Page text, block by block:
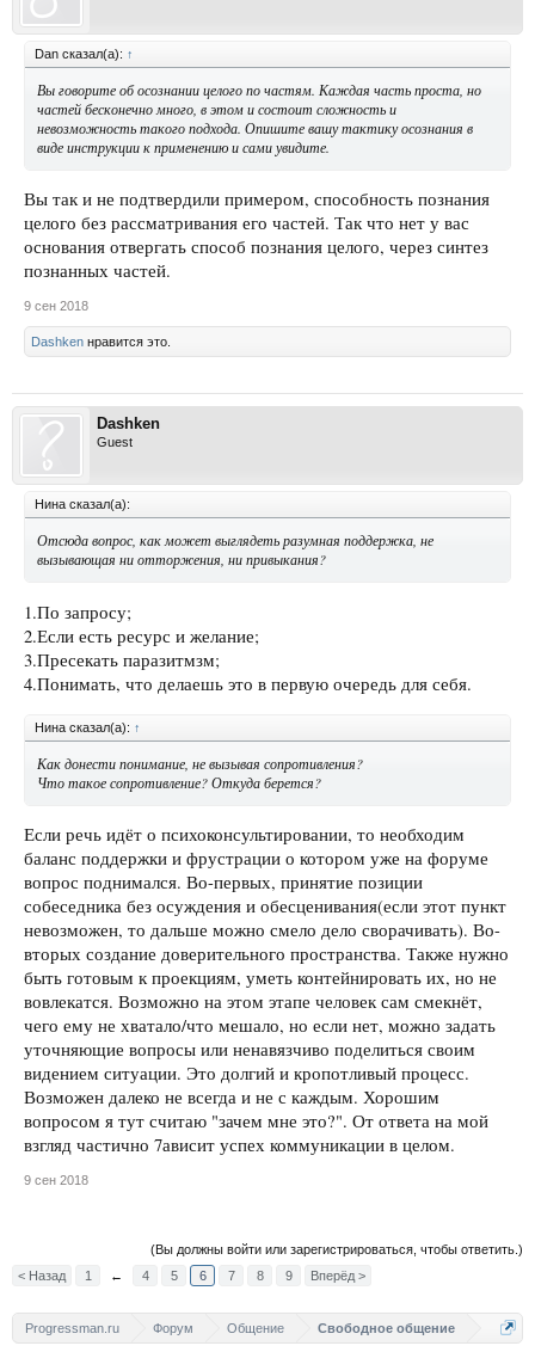
Dan сказал(а): ↑
Вы говорите об осознании целого по частям. Каждая часть проста, но
частей бесконечно много, в этом и состоит сложность и
невозможность такого подхода. Опишите вашу тактику осознания в
виде инструкции к применению и сами увидите.
Вы так и не подтвердили примером, способность познания
целого без рассматривания его частей. Так что нет у вас
основания отвергать способ познания целого, через синтез
познанных частей.
9 сен 2018
Dashken нравится это.
Dashken
Guest
Нина сказал(а):
Отсюда вопрос, как может выглядеть разумная поддержка, не
вызывающая ни отторжения, ни привыкания?
1.По запросу;
2.Если есть ресурс и желание;
3.Пресекать паразитмзм;
4.Понимать, что делаешь это в первую очередь для себя.
Нина сказал(а): ↑
Как донести понимание, не вызывая сопротивления?
Что такое сопротивление? Откуда берется?
Если речь идёт о психоконсультировании, то необходим
баланс поддержки и фрустрации о котором уже на форуме
вопрос поднимался. Во-первых, принятие позиции
собеседника без осуждения и обесценивания(если этот пункт
невозможен, то дальше можно смело дело сворачивать). Во-
вторых создание доверительного пространства. Также нужно
быть готовым к проекциям, уметь контейнировать их, но не
вовлекатся. Возможно на этом этапе человек сам смекнёт,
чего ему не хватало/что мешало, но если нет, можно задать
уточняющие вопросы или ненавязчиво поделиться своим
видением ситуации. Это долгий и кропотливый процесс.
Возможен далеко не всегда и не с каждым. Хорошим
вопросом я тут считаю "зачем мне это?". От ответа на мой
взгляд частично 7ависит успех коммуникации в целом.
9 сен 2018
(Вы должны войти или зарегистрироваться, чтобы ответить.)
< Назад
1 ← 4 5 6 7 8 9 Вперёд >
Progressman.ru Форум Общение Свободное общение